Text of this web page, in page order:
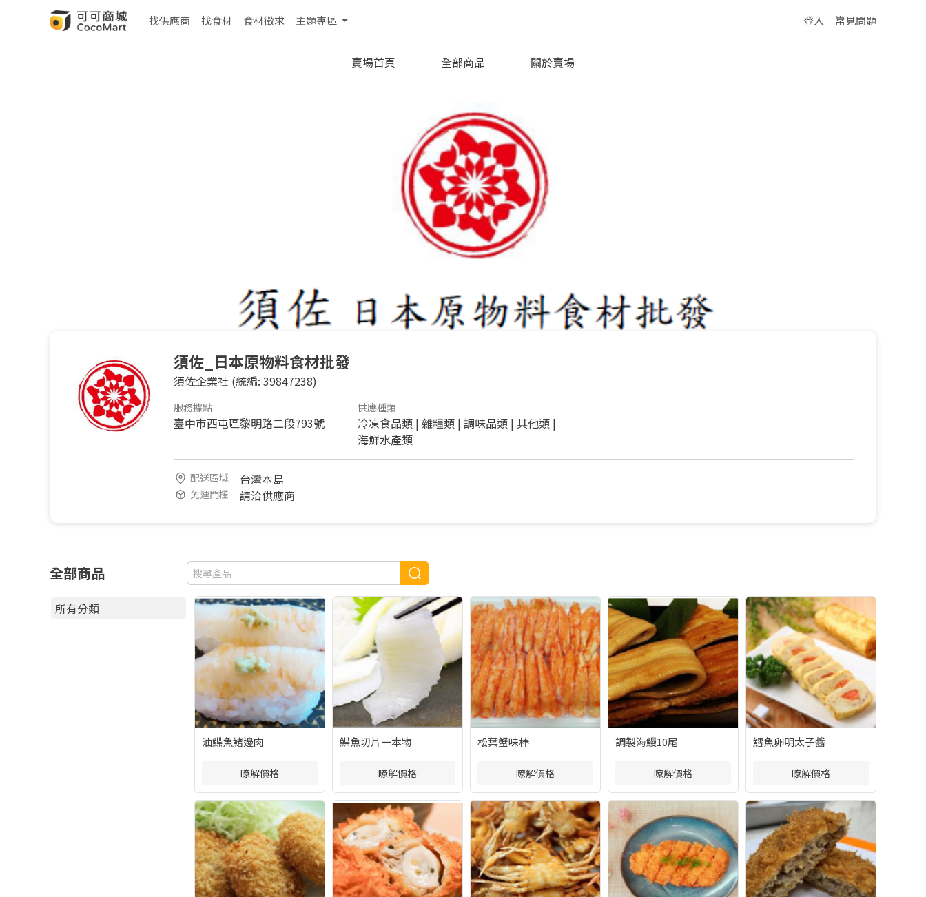
找供應商 找食材 食材徵求 主題專區 登入 常見問題
賣場首頁 全部商品 關於賣場
須佐_日本原物料食材批發
須佐企業社 (統編: 39847238)
服務據點
臺中市西屯區黎明路二段793號
供應種類
冷凍食品類 | 雜糧類 | 調味品類 | 其他類 |
海鮮水產類
配送區域 台灣本島
免運門檻 請洽供應商
全部商品
所有分類
油鰈魚鰭邊肉
瞭解價格
鰈魚切片一本物
瞭解價格
松葉蟹味棒
瞭解價格
調製海鰻10尾
瞭解價格
鱈魚卵明太子醬
瞭解價格